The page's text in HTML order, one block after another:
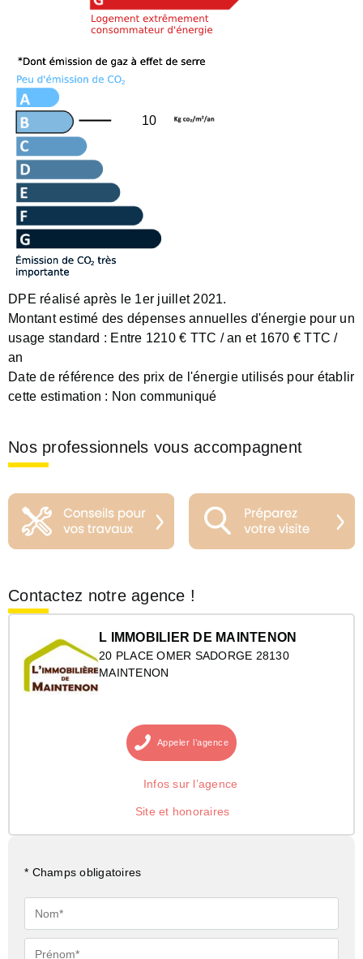
10
DPE réalisé après le 1er juillet 2021.
Montant estimé des dépenses annuelles d'énergie pour un
usage standard : Entre 1210 € TTC / an et 1670 € TTC /
an
Date de référence des prix de l'énergie utilisés pour établir
cette estimation : Non communiqué
Nos professionnels vous accompagnent
Contactez notre agence !
L IMMOBILIER DE MAINTENON
20 PLACE OMER SADORGE 28130
MAINTENON
Appeler l’agence
Infos sur l’agence
Site et honoraires
* Champs obligatoires
Nom*
Prénom*